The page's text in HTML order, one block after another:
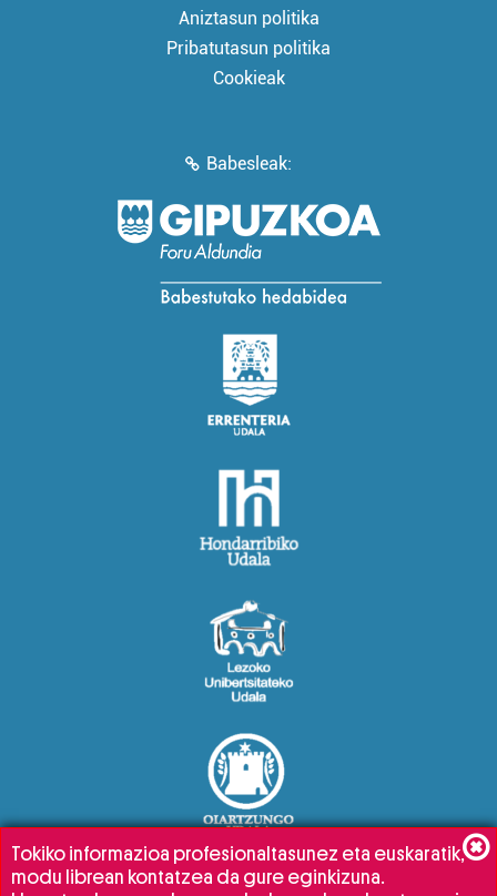
Aniztasun politika
Pribatutasun politika
Cookieak
Babesleak:
Tokiko informazioa profesionaltasunez eta euskaratik,
modu librean kontatzea da gure eginkizuna.